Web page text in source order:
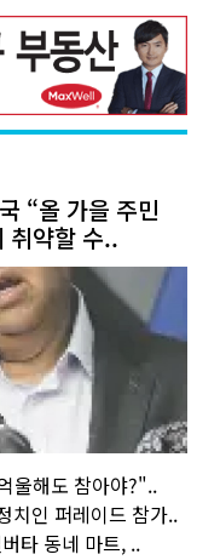
“올 가을 주민
취약할 수..
울해도 참아야?"..
치인 퍼레이드 참가..
타 동네 마트, ..